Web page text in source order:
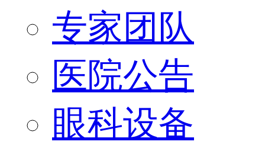
专家团队
医院公告
眼科设备